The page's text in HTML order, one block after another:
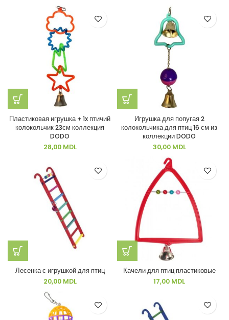
Пластиковая игрушка + 1x птичий
колокольчик 23см коллекция
DODO
28,00 MDL
Игрушка для попугая 2
колокольчика для птиц 16 см из
коллекции DODO
30,00 MDL
Лесенка с игрушкой для птиц
20,00 MDL
Качели для птиц пластиковые
17,00 MDL